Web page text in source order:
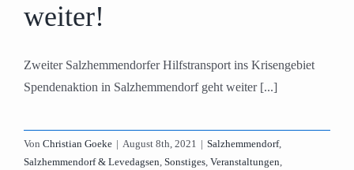
weiter!
Zweiter Salzhemmendorfer Hilfstransport ins Krisengebiet
Spendenaktion in Salzhemmendorf geht weiter [...]
Von Christian Goeke | August 8th, 2021 | Salzhemmendorf,
Salzhemmendorf & Levedagsen, Sonstiges, Veranstaltungen,